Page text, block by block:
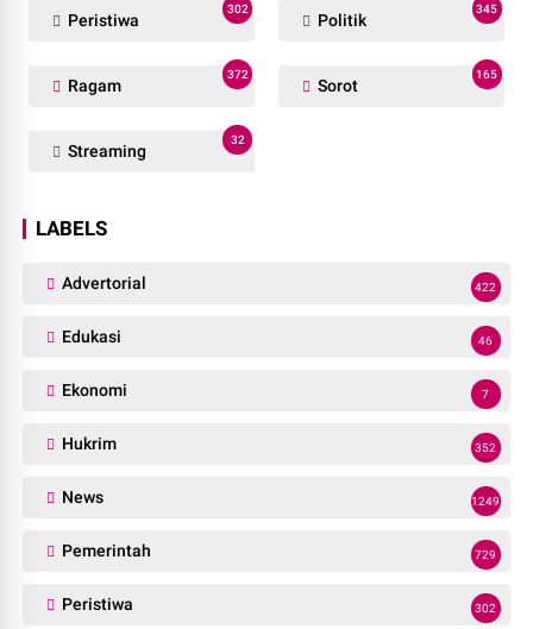
Peristiwa
302
Politik
345
Ragam
372
Sorot
165
Streaming
32
LABELS
Advertorial 422
Edukasi 46
Ekonomi 7
Hukrim 352
News 1249
Pemerintah 729
Peristiwa 302